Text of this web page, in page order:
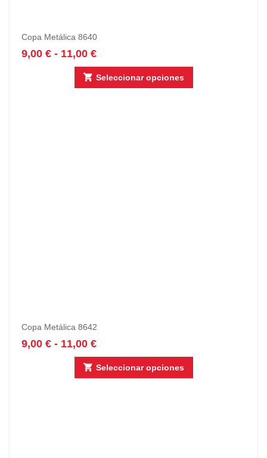
Copa Metálica 8640
9,00 € - 11,00 €
Seleccionar opciones
Copa Metálica 8642
9,00 € - 11,00 €
Seleccionar opciones